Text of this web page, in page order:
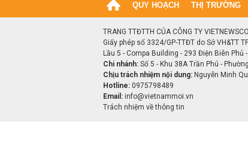
QUY HOẠCH THỊ TRƯỜNG
TRANG TTĐTTH CỦA CÔNG TY
Giấy phép số 3324/GP-TTĐT do Sở VH&TT
Lầu 5 - Compa Building - 293 Điện Biên Phủ
Chi nhánh: Số 5 - Khu 38A Trần Phú -
Chịu trách nhiệm nội dung: Nguyễn Minh
Hotline: 0975798489
Email: info@vietnammoi.vn
Trách nhiệm về thông tin